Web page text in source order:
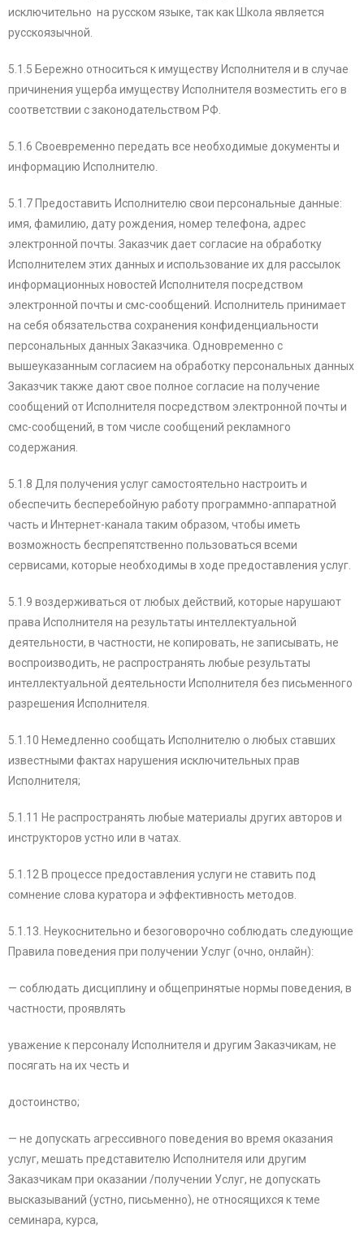
исключительно на русском языке, так как Школа является
русскоязычной.
5.1.5 Бережно относиться к имуществу Исполнителя и в случае
причинения ущерба имуществу Исполнителя возместить его в
соответствии с законодательством РФ.
5.1.6 Своевременно передать все необходимые документы и
информацию Исполнителю.
5.1.7 Предоставить Исполнителю свои персональные данные:
имя, фамилию, дату рождения, номер телефона, адрес
электронной почты. Заказчик дает согласие на обработку
Исполнителем этих данных и использование их для рассылок
информационных новостей Исполнителя посредством
электронной почты и смс-сообщений. Исполнитель принимает
на себя обязательства сохранения конфиденциальности
персональных данных Заказчика. Одновременно с
вышеуказанным согласием на обработку персональных данных
Заказчик также дают свое полное согласие на получение
сообщений от Исполнителя посредством электронной почты и
смс-сообщений, в том числе сообщений рекламного
содержания.
5.1.8 Для получения услуг самостоятельно настроить и
обеспечить бесперебойную работу программно-аппаратной
часть и Интернет-канала таким образом, чтобы иметь
возможность беспрепятственно пользоваться всеми
сервисами, которые необходимы в ходе предоставления услуг.
5.1.9 воздерживаться от любых действий, которые нарушают
права Исполнителя на результаты интеллектуальной
деятельности, в частности, не копировать, не записывать, не
воспроизводить, не распространять любые результаты
интеллектуальной деятельности Исполнителя без письменного
разрешения Исполнителя.
5.1.10 Немедленно сообщать Исполнителю о любых ставших
известными фактах нарушения исключительных прав
Исполнителя;
5.1.11 Не распространять любые материалы других авторов и
инструкторов устно или в чатах.
5.1.12 В процессе предоставления услуги не ставить под
сомнение слова куратора и эффективность методов.
5.1.13. Неукоснительно и безоговорочно соблюдать следующие
Правила поведения при получении Услуг (очно, онлайн):
— соблюдать дисциплину и общепринятые нормы поведения, в
частности, проявлять
уважение к персоналу Исполнителя и другим Заказчикам, не
посягать на их честь и
достоинство;
— не допускать агрессивного поведения во время оказания
услуг, мешать представителю Исполнителя или другим
Заказчикам при оказании /получении Услуг, не допускать
высказываний (устно, письменно), не относящихся к теме
семинара, курса,